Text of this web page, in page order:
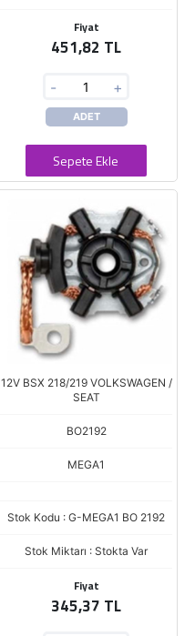
Fiyat
451,82 TL
- +
ADET
Sepete Ekle
12V BSX 218/219 VOLKSWAGEN /
SEAT
BO2192
MEGA1
Stok Kodu : G-MEGA1 BO 2192
Stok Miktarı : Stokta Var
Fiyat
345,37 TL